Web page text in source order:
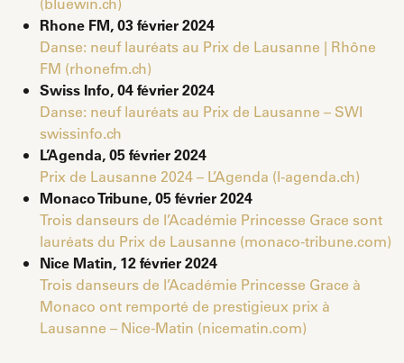
Rhone FM, 03 février 2024
Danse: neuf lauréats au Prix de Lausanne | Rhône
FM (rhonefm.ch)
Swiss Info, 04 février 2024
Danse: neuf lauréats au Prix de Lausanne – SWI
swissinfo.ch
L’Agenda, 05 février 2024
Prix de Lausanne 2024 – L’Agenda (l-agenda.ch)
Monaco Tribune, 05 février 2024
Trois danseurs de l’Académie Princesse Grace sont
lauréats du Prix de Lausanne (monaco-tribune.com)
Nice Matin, 12 février 2024
Trois danseurs de l’Académie Princesse Grace à
Monaco ont remporté de prestigieux prix à
Lausanne – Nice-Matin (nicematin.com)